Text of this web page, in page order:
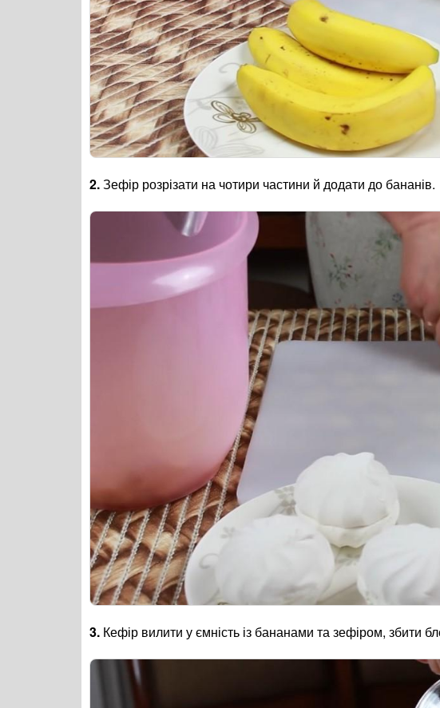
2.Зефір розрізати на чотири частини й додати до бананів.
3. Кефір вилити у ємність із бананами та зефіром, збити